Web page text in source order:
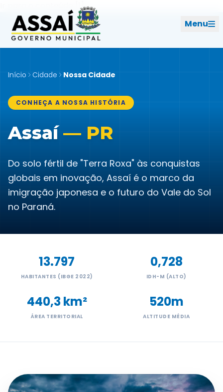
Ir para o conteúdo [1]
Menu
PERFIL DE NAVEGAÇÃO
Geral
Início
Cidade
Governo
Sou Assaiense
Contraste A- A+
Início Cidade Nossa Cidade
CONHEÇA A NOSSA HISTÓRIA
Assaí— PR
Do solo fértil de "Terra Roxa" às conquistas
globais em inovação, Assaí é o marco da
imigração japonesa e o futuro do Vale do Sol
no Paraná.
13.797
HABITANTES (IBGE 2022)
0,728
IDH-M (ALTO)
440,3 km²
ÁREA TERRITORIAL
520m
ALTITUDE MÉDIA